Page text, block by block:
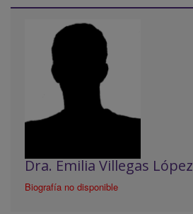
Dra. Emilia Villegas López
Biografía no disponible